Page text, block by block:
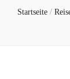
Startseite /